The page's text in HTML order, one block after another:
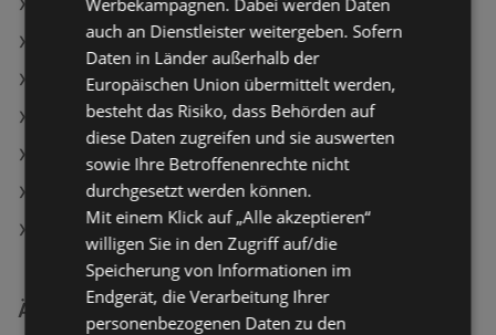
JYSK Angebote
Dehner Garten-Center Angebote
Aktuelle BAUHAUS Flugblätter
Aktuelle Matratzen Concord Flugblätter
Aktuelle Lagerhaus Flugblätter
Aktuelle hagebaumarkt Flugblätter
Aktuelle Hornbach Flugblätter
Ähnliche Händler
auch an Dienstleister weitergeben. Sofern
Daten in Länder außerhalb der
Europäischen Union übermittelt werden,
besteht das Risiko, dass Behörden auf
diese Daten zugreifen und sie auswerten
sowie Ihre Betroffenenrechte nicht
durchgesetzt werden können.
Mit einem Klick auf „Alle akzeptieren“
willigen Sie in den Zugriff auf/die
Speicherung von Informationen im
Endgerät, die Verarbeitung Ihrer
personenbezogenen Daten zu den